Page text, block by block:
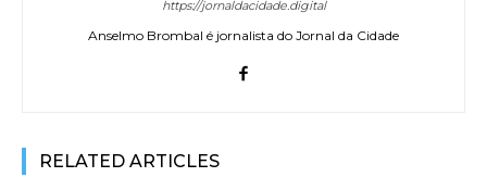
https://jornaldacidade.digital
Anselmo Brombal é jornalista do Jornal da Cidade
RELATED ARTICLES